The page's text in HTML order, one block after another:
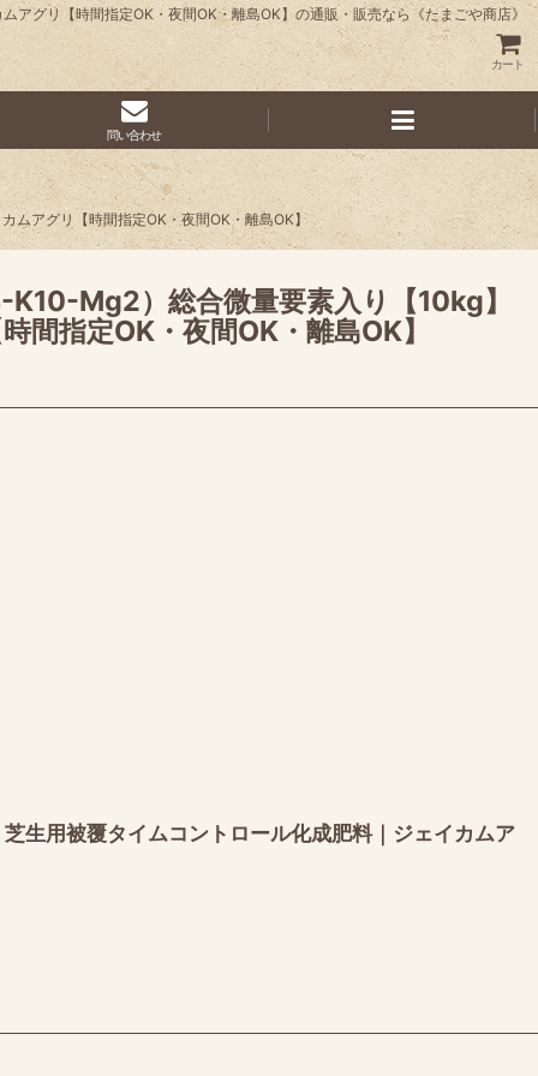
グリ【時間指定OK・夜間OK・離島OK】の通販・販売なら《たまごや商店》
カート
問い合わせ
ムアグリ【時間指定OK・夜間OK・離島OK】
Mg2）総合微量要素入り【10kg】
指定OK・夜間OK・離島OK】
用被覆タイムコントロール化成肥料｜ジェイカムア